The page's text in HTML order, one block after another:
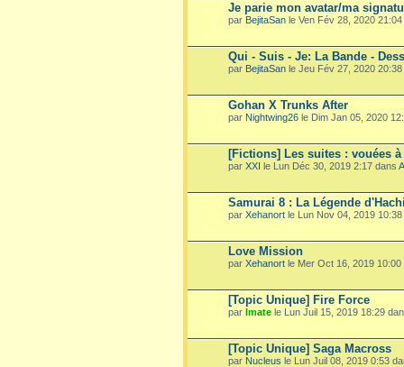
Je parie mon avatar/ma
par BejitaSan le Ven Fév 28, 2020
Qui - Suis - Je: La Bande -
par BejitaSan le Jeu Fév 27, 2020
Gohan X Trunks After
par Nightwing26 le Dim Jan 05, 2020
[Fictions] Les suites : vouées
par XXI le Lun Déc 30, 2019 2:17 dans
Samurai 8 : La Légende
par Xehanort le Lun Nov 04, 2019
Love Mission
par Xehanort le Mer Oct 16, 2019
[Topic Unique] Fire Force
par Imate le Lun Juil 15, 2019 18:29
[Topic Unique] Saga Macross
par Nucleus le Lun Juil 08, 2019 0:53